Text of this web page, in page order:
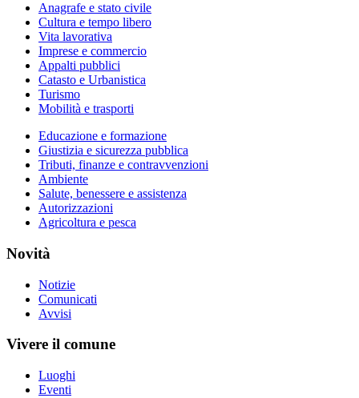
Anagrafe e stato civile
Cultura e tempo libero
Vita lavorativa
Imprese e commercio
Appalti pubblici
Catasto e Urbanistica
Turismo
Mobilità e trasporti
Educazione e formazione
Giustizia e sicurezza pubblica
Tributi, finanze e contravvenzioni
Ambiente
Salute, benessere e assistenza
Autorizzazioni
Agricoltura e pesca
Novità
Notizie
Comunicati
Avvisi
Vivere il comune
Luoghi
Eventi